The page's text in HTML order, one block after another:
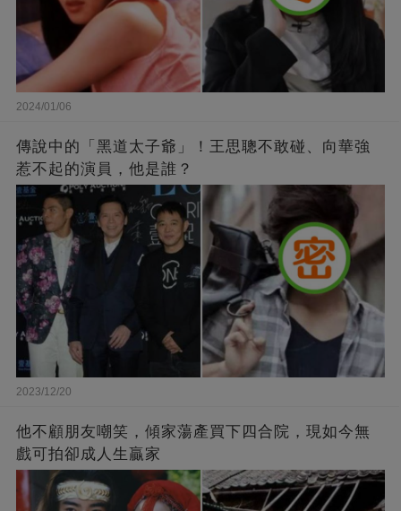
2024/01/06
傳說中的「黑道太子爺」！王思聰不敢碰、向華強
惹不起的演員，他是誰？
2023/12/20
他不顧朋友嘲笑，傾家蕩產買下四合院，現如今無
戲可拍卻成人生贏家